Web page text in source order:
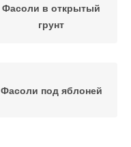
Фасоли в открытый
грунт
Фасоли под яблоней